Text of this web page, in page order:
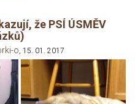
že PSÍ ÚSMĚV
o, 15. 01. 2017